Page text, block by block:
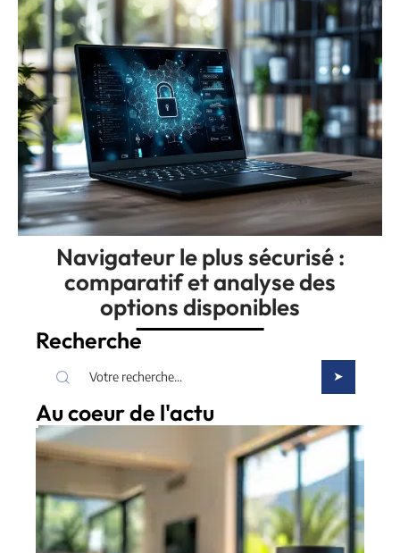
Navigateur le plus sécurisé :
comparatif et analyse des
options disponibles
Recherche
Au coeur de l'actu